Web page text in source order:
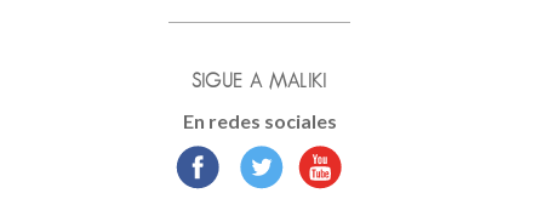
SIGUE A MALIKI
En redes sociales